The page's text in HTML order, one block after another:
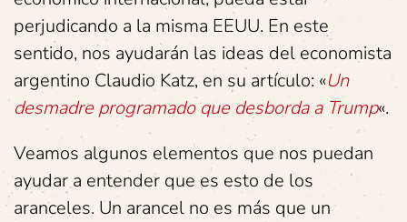
perjudicando a la misma EEUU. En este
sentido, nos ayudarán las ideas del economista
argentino Claudio Katz, en su artículo: «Un
desmadre programado que desborda a Trump«.
Veamos algunos elementos que nos puedan
ayudar a entender que es esto de los
aranceles. Un arancel no es más que un